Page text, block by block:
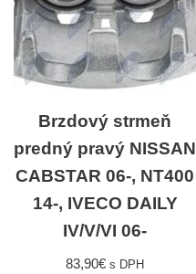
Brzdový strmeň
predný pravý NISSAN
CABSTAR 06-, NT400
14-, IVECO DAILY
IV/V/VI 06-
83,90€ s DPH